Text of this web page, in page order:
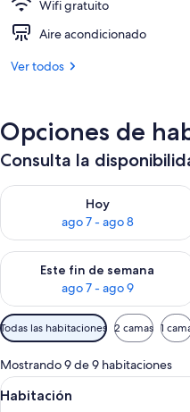
Wifi gratuito
Aire acondicionado
Ver todos
Opciones de
Consulta la
Hoy
ago 7 - ago 8
Consulta la disponibilidad
Este fin de semana
ago 7 - ago 9
Consulta la disponibilidad
Filtros
disponibles
para
las
habitaciones
Todas las habitaciones 2 camas 1
Mostrando 9 de 9 habitaciones
Ver
todas
6
Habitación